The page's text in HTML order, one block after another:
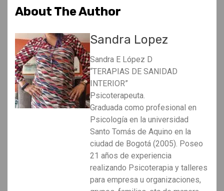
About The Author
Sandra Lopez
Sandra E López D
“TERAPIAS DE SANIDAD
INTERIOR”
Psicoterapeuta.
Graduada como profesional en
Psicología en la universidad
Santo Tomás de Aquino en la
ciudad de Bogotá (2005). Poseo
21 años de experiencia
realizando Psicoterapia y talleres
para empresa u organizaciones,